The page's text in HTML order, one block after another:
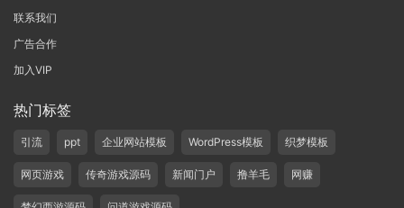
联系我们
广告合作
加入VIP
热门标签
引流 ppt 企业网站模板 WordPress模板 织梦模板
网页游戏 传奇游戏源码 新闻门户 撸羊毛 网赚